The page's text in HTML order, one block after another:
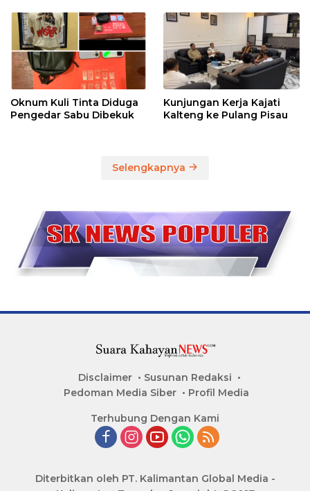
Oknum Kuli Tinta Diduga
Pengedar Sabu Dibekuk
Kunjungan Kerja Kajati
Kalteng ke Pulang Pisau
Selengkapnya
Disclaimer
Susunan Redaksi
Pedoman Media Siber
Profil Media
Terhubung Dengan Kami
Diterbitkan oleh PT. Kalimantan Global Media -